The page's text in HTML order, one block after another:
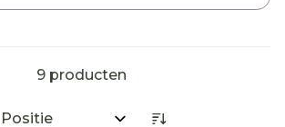
9producten